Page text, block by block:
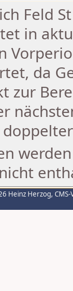
Feld
in
da
zur
Heinz Herzog,